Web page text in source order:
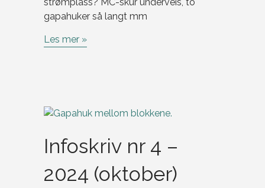
gapahuker så langt mm
Les mer »
Infoskriv nr 4 –
2024 (oktober)